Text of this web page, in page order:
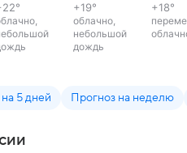
° +19°
облачно,
небольшой
дождь
+18°
5 дней Прогноз на неделю